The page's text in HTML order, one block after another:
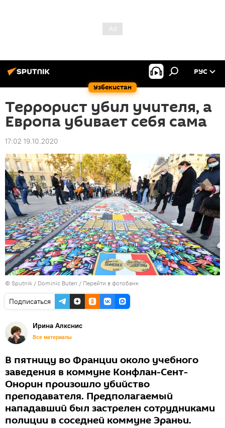
Узбекистан
РУС
Террорист убил учителя, а
Европа убивает себя сама
17:02 19.10.2020
© Sputnik / Dominic Buten / Перейти в фотобанк
Подписаться
Ирина Алкснис
Все материалы
В пятницу во Франции около учебного
заведения в коммуне Конфлан-Сент-
Онорин произошло убийство
преподавателя. Предполагаемый
нападавший был застрелен сотрудниками
полиции в соседней коммуне Эраньи.